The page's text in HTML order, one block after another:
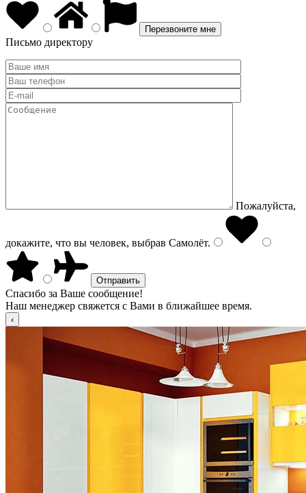
Письмо директору
Пожалуйста,
докажите, что вы человек, выбрав Самолёт.
Спасибо за Ваше сообщение!
Наш менеджер свяжется с Вами в ближайшее время.